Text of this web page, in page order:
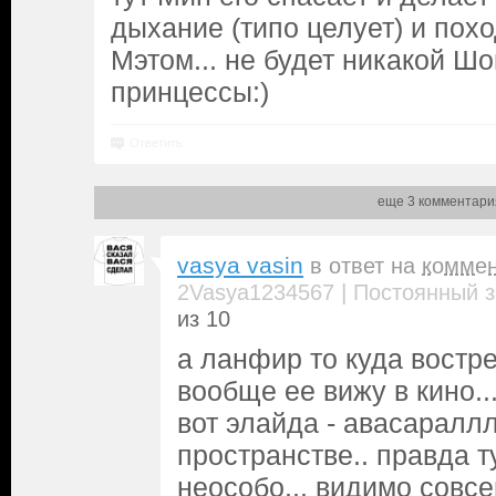
дыхание (типо целует) и
Мэтом... не будет никакой
принцессы:)
еще 3
vasya vasin в ответ на
2Vasya1234567 | Постоянный
из 10
а ланфир то куда
вообще ее вижу в
вот элайда -
пространстве.. правда
неособо... видимо